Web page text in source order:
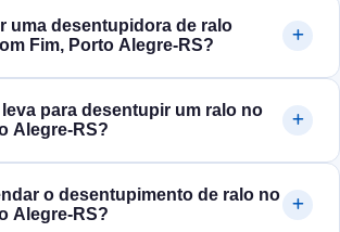
uma desentupidora de ralo
Fim, Porto Alegre‑RS?
para desentupir um ralo no
Alegre‑RS?
o desentupimento de ralo no
Alegre‑RS?